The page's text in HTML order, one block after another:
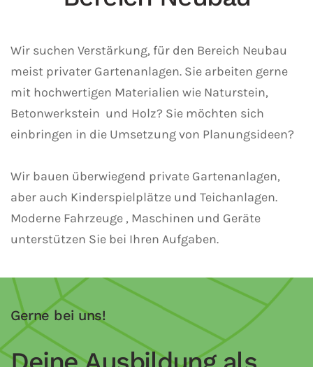
Wir suchen Verstärkung, für den Bereich Neubau
meist privater Gartenanlagen. Sie arbeiten gerne
mit hochwertigen Materialien wie Naturstein,
Betonwerkstein und Holz? Sie möchten sich
einbringen in die Umsetzung von Planungsideen?
Wir bauen überwiegend private Gartenanlagen,
aber auch Kinderspielplätze und Teichanlagen.
Moderne Fahrzeuge , Maschinen und Geräte
unterstützen Sie bei Ihren Aufgaben.
Gerne bei uns!